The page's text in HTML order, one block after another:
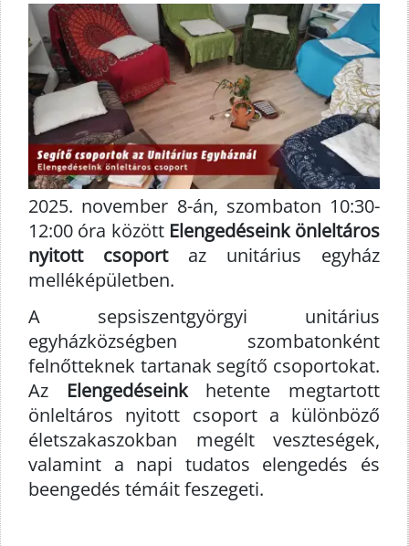
2025. november 8-án, szombaton 10:30-
12:00 óra között Elengedéseink önleltáros
nyitott csoportaz unitárius egyház
melléképületben.
A sepsiszentgyörgyi unitárius
egyházközségben szombatonként
felnőtteknek tartanak segítő csoportokat.
Az Elengedéseinkhetente megtartott
önleltáros nyitott csoport a különböző
életszakaszokban megélt veszteségek,
valamint a napi tudatos elengedés és
beengedés témáit feszegeti.